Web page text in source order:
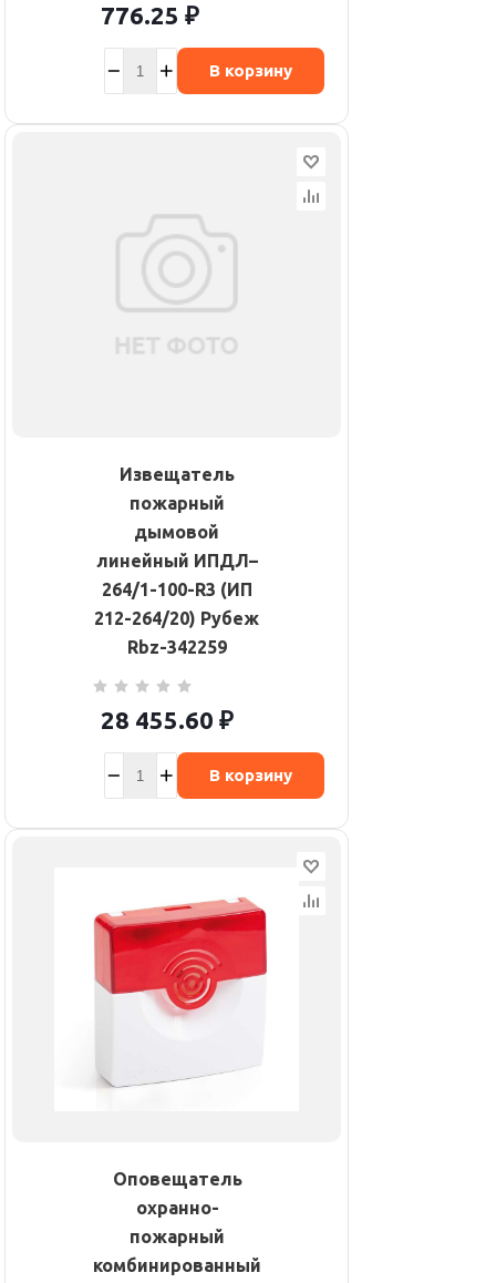
776.25 ₽
В корзину
Извещатель
пожарный
дымовой
линейный ИПДЛ–
264/1-100-R3 (ИП
212-264/20) Рубеж
Rbz-342259
28 455.60 ₽
В корзину
Оповещатель
охранно-
пожарный
комбинированный